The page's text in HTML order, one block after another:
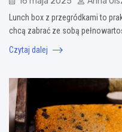
Lunch box z przegródkami to
chcą zabrać ze sobą
Czytaj dalej